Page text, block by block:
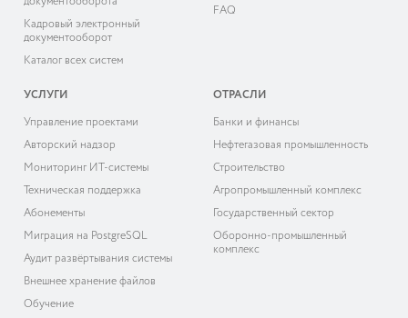
Кадровый электронный
документооборот
Каталог всех систем
FAQ
УСЛУГИ
Управление проектами
Авторский надзор
Мониторинг ИТ-системы
Техническая поддержка
Абонементы
Миграция на PostgreSQL
Аудит развёртывания системы
Внешнее хранение файлов
Обучение
ОТРАСЛИ
Банки и финансы
Нефтегазовая промышленность
Строительство
Агропромышленный комплекс
Государственный сектор
Оборонно-промышленный
комплекс